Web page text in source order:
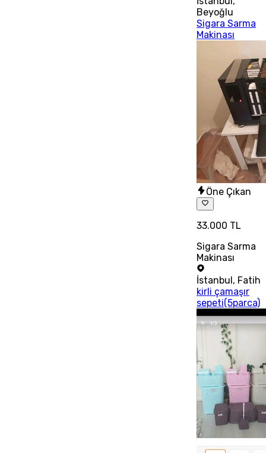
Beyoğlu
Sigara Sarma
Makinası
Öne Çıkan
33.000 TL
Sigara Sarma
Makinası
İstanbul , Fatih
kirli çamaşır
sepeti(5parca)